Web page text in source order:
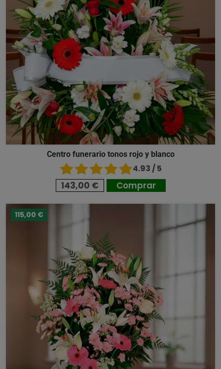
Centro funerario tonos rojo y blanco
4.93 / 5
143,00 € Comprar
115,00 €